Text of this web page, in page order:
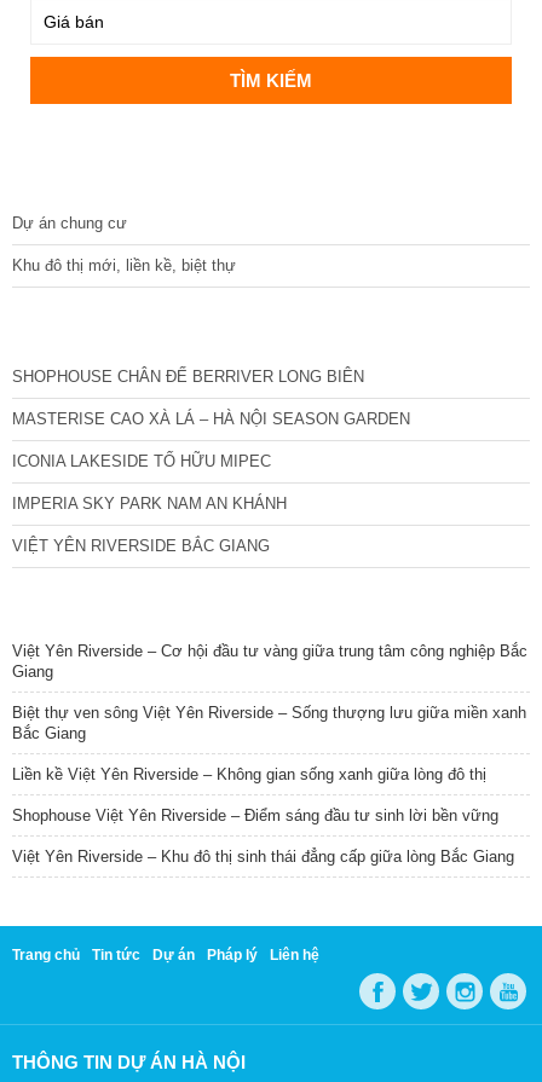
Dự án chung cư
Khu đô thị mới, liền kề, biệt thự
SHOPHOUSE CHÂN ĐẾ BERRIVER LONG BIÊN
MASTERISE CAO XÀ LÁ – HÀ NỘI SEASON GARDEN
ICONIA LAKESIDE TỐ HỮU MIPEC
IMPERIA SKY PARK NAM AN KHÁNH
VIỆT YÊN RIVERSIDE BẮC GIANG
Việt Yên Riverside – Cơ hội đầu tư vàng giữa trung tâm công nghiệp Bắc
Giang
Biệt thự ven sông Việt Yên Riverside – Sống thượng lưu giữa miền xanh
Bắc Giang
Liền kề Việt Yên Riverside – Không gian sống xanh giữa lòng đô thị
Shophouse Việt Yên Riverside – Điểm sáng đầu tư sinh lời bền vững
Việt Yên Riverside – Khu đô thị sinh thái đẳng cấp giữa lòng Bắc Giang
Trang chủ Tin tức Dự án Pháp lý Liên hệ
THÔNG TIN DỰ ÁN HÀ NỘI